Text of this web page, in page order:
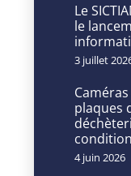
Et
si
vous
de
Le
le
3 juillet
plaques
4 juin 2026